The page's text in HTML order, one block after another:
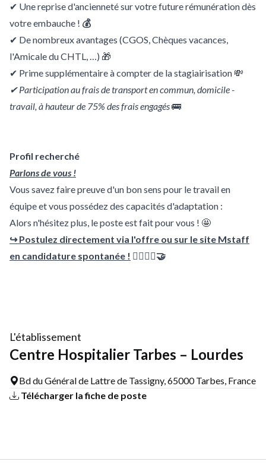
✔ Une reprise d'ancienneté sur votre future rémunération dès
votre embauche ! 💰
✔ De nombreux avantages (CGOS, Chèques vacances,
l'Amicale du CHTL, …) 🎁
✔ Prime supplémentaire à compter de la stagiairisation 💸
✔ Participation au frais de transport en commun, domicile -
travail, à hauteur de 75% des frais engagés🚌
Profil recherché
Parlons de vous !
Vous savez faire preuve d'un bon sens pour le travail en
équipe et vous possédez des capacités d'adaptation :
Alors n'hésitez plus, le poste est fait pour vous ! 🤩
↪ Postulez directement via l'offre ou sur le site Mstaff
en candidature spontanée ! 🙋‍♀️🙋‍♂️🤝
L'établissement
Centre Hospitalier Tarbes – Lourdes
Bd du Général de Lattre de Tassigny, 65000 Tarbes, France
Télécharger la fiche de poste